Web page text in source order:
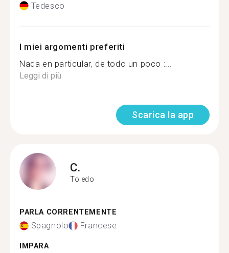
Tedesco
I miei argomenti preferiti
Nada en particular, de todo un poco :...
Leggi di più
Scarica la app
C.
Toledo
PARLA CORRENTEMENTE
Spagnolo Francese
IMPARA